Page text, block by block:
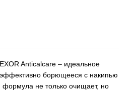
Anticalcare – идеальное
борющееся с накипью
не только очищает, но